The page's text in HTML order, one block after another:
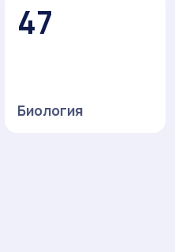
47
Биология